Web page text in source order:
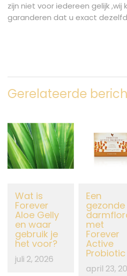
zijn niet voor iedereen gelijk ,wij
garanderen dat u exact
Gerelateerde
Wat is
Forever
Aloe Gelly
en waar
gebruik je
het voor?
juli 2, 2026
Een
gezonde
met
Forever
Active
Probiotic
april 23,